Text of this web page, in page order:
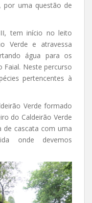
por uma questão de
tem início no leito
Verde e atravessa
água para os
Faial. Neste percurso
pertencentes à
Verde formado
do Caldeirão Verde
cascata com uma
onde devemos